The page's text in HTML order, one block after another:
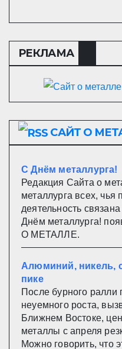
РЕКЛАМА
САЙТ О
С Днём металлурга!
Редакция Сайта о
металлурга всех, чья
деятельность
Днём металлурга!
О МЕТАЛЛЕ.
Алюминий, никель,
пике
После бурного ралли
неуемного роста,
Ближнем Востоке,
металлы с апреля
Можно говорить, что